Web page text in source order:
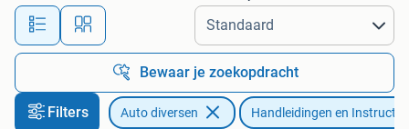
Alle afstanden…
Bewaar je zoekopdracht
Filters Auto diversen Handleidingen en